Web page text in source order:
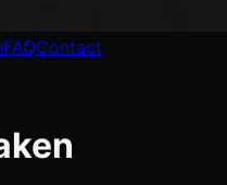
FAQContact